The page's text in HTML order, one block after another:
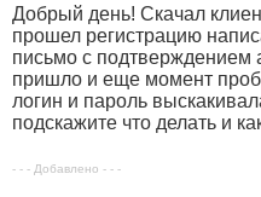
Добрый день! Скачал
прошел регистрацию
письмо с подтверждением
пришло и еще момент
логин и пароль
подскажите что делать и
- - - Добавлено - - -